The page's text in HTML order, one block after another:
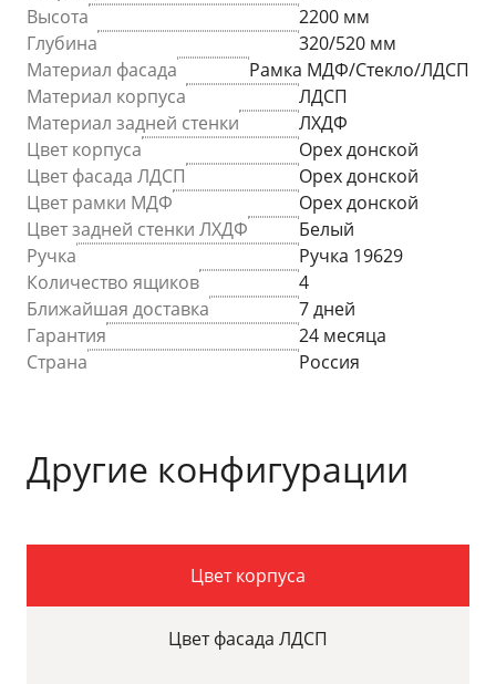
Высота
2200 мм
Глубина
320/520 мм
Материал фасада
Рамка МДФ/Стекло/ЛДСП
Материал корпуса
ЛДСП
Материал задней стенки
ЛХДФ
Цвет корпуса
Орех донской
Цвет фасада ЛДСП
Орех донской
Цвет рамки МДФ
Орех донской
Цвет задней стенки ЛХДФ
Белый
Ручка
Ручка 19629
Количество ящиков
4
Ближайшая доставка
7 дней
Гарантия
24 месяца
Страна
Россия
Другие конфигурации
Цвет корпуса
Цвет фасада ЛДСП